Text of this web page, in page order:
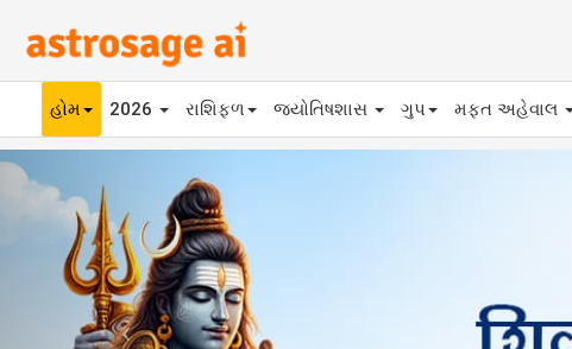
હોમ 2026 રાશિફળ જ્યોતિષશાસ ગુપ મફ્ત અહેવાલ
Previous